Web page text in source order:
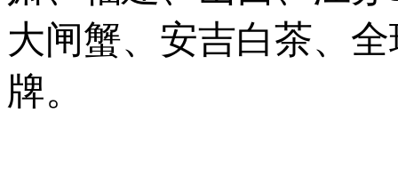
大闸蟹、安吉白茶、
牌。